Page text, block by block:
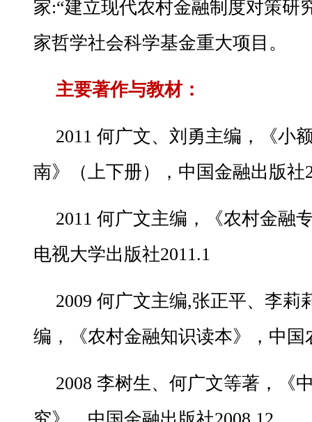
家:“建立现代农村金融制度对策研
家哲学社会科学基金重大项目。
主要著作与教材：
2011 何广文、刘勇主编，《小
南》（上下册），中国金融出版社
2011 何广文主编，《农村金融
电视大学出版社2011.1
2009 何广文主编,张正平、李莉
编，《农村金融知识读本》，中国
2008 李树生、何广文等著，《